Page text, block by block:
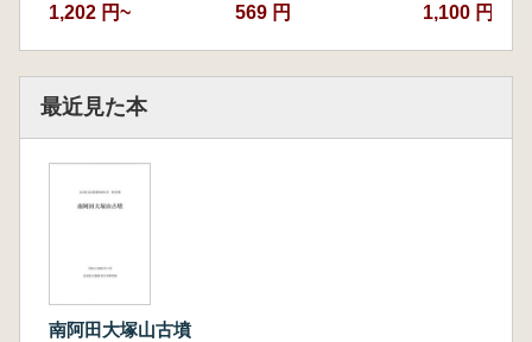
1,202 円~ 569 円 1,100 円
最近見た本
南阿田大塚山古墳